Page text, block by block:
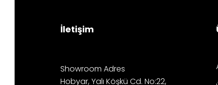
İletişim
Showroom Adres
Hobyar, Yalı Köşkü Cd. No:22,